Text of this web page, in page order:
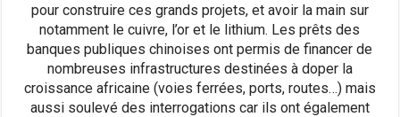
pour construire ces grands projets, et avoir la main sur
notamment le cuivre, l’or et le lithium. Les prêts des
banques publiques chinoises ont permis de financer de
nombreuses infrastructures destinées à doper la
croissance africaine (voies ferrées, ports, routes…) mais
aussi soulevé des interrogations car ils ont également